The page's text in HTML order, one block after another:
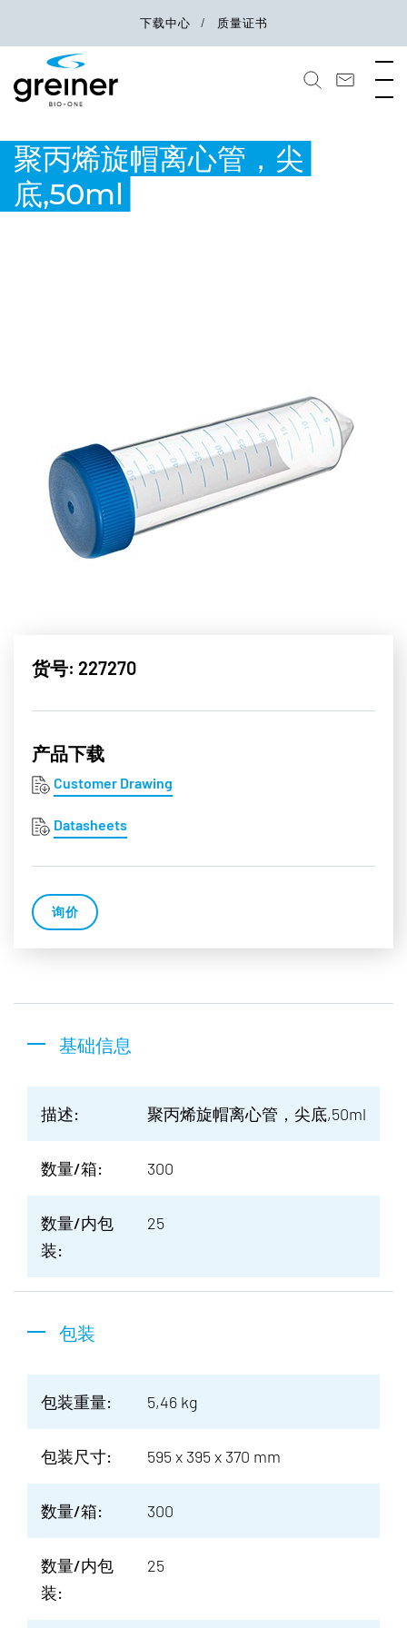
下载中心 质量证书
聚丙烯旋帽离心管，尖
底,50ml
货号: 227270
产品下载
Customer Drawing
Datasheets
询价
基础信息
描述: 聚丙烯旋帽离心管，尖底,50ml
数量/箱: 300
数量/内包
装:
25
包装
包装重量: 5,46 kg
包装尺寸: 595 x 395 x 370 mm
数量/箱: 300
数量/内包
装:
25